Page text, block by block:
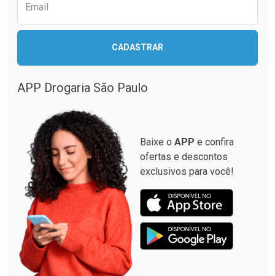
Email
CADASTRAR
APP Drogaria São Paulo
Baixe o APP e confira
ofertas e descontos
exclusivos para você!